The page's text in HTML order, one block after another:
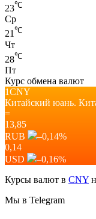
23℃
Ср
21℃
Чт
28℃
Пт
Курс обмена валют
1CNY
Китайский юань.
=
13,85
RUB
–0,14%
0,14
USD
–0,16%
Курсы валют в CNY
Мы в Telegram